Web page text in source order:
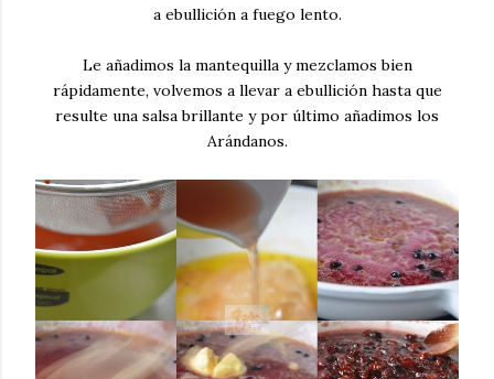
a ebullición a fuego lento.
Le añadimos la mantequilla y mezclamos bien
rápidamente, volvemos a llevar a ebullición hasta que
resulte una salsa brillante y por último añadimos los
Arándanos.